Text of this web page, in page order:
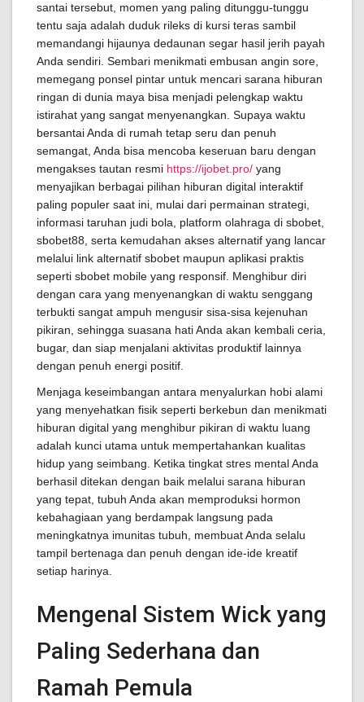
santai tersebut, momen yang paling ditunggu-tunggu
tentu saja adalah duduk rileks di kursi teras sambil
memandangi hijaunya dedaunan segar hasil jerih payah
Anda sendiri. Sembari menikmati embusan angin sore,
memegang ponsel pintar untuk mencari sarana hiburan
ringan di dunia maya bisa menjadi pelengkap waktu
istirahat yang sangat menyenangkan. Supaya waktu
bersantai Anda di rumah tetap seru dan penuh
semangat, Anda bisa mencoba keseruan baru dengan
mengakses tautan resmi https://ijobet.pro/ yang
menyajikan berbagai pilihan hiburan digital interaktif
paling populer saat ini, mulai dari permainan strategi,
informasi taruhan judi bola, platform olahraga di sbobet,
sbobet88, serta kemudahan akses alternatif yang lancar
melalui link alternatif sbobet maupun aplikasi praktis
seperti sbobet mobile yang responsif. Menghibur diri
dengan cara yang menyenangkan di waktu senggang
terbukti sangat ampuh mengusir sisa-sisa kejenuhan
pikiran, sehingga suasana hati Anda akan kembali ceria,
bugar, dan siap menjalani aktivitas produktif lainnya
dengan penuh energi positif.
Menjaga keseimbangan antara menyalurkan hobi alami
yang menyehatkan fisik seperti berkebun dan menikmati
hiburan digital yang menghibur pikiran di waktu luang
adalah kunci utama untuk mempertahankan kualitas
hidup yang seimbang. Ketika tingkat stres mental Anda
berhasil ditekan dengan baik melalui sarana hiburan
yang tepat, tubuh Anda akan memproduksi hormon
kebahagiaan yang berdampak langsung pada
meningkatnya imunitas tubuh, membuat Anda selalu
tampil bertenaga dan penuh dengan ide-ide kreatif
setiap harinya.
Mengenal Sistem Wick yang
Paling Sederhana dan
Ramah Pemula